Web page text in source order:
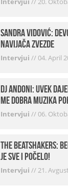
Sandra Vidović:
navijača Zvezde
Intervjui //04. April
Dj Andoni: Uvek
me dobra muzika
Intervjui //06.
The Beatshakers:
je sve i počelo!
Intervjui //21.